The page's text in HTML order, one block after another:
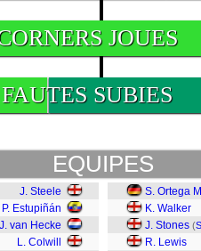
JOUES
FAUTES SUBIES
EQUIPES
J. Steele
P. Estupiñán
J. van Hecke
L. Colwill
S. Ortega
K. Walker
J. Stones (
R. Lewis